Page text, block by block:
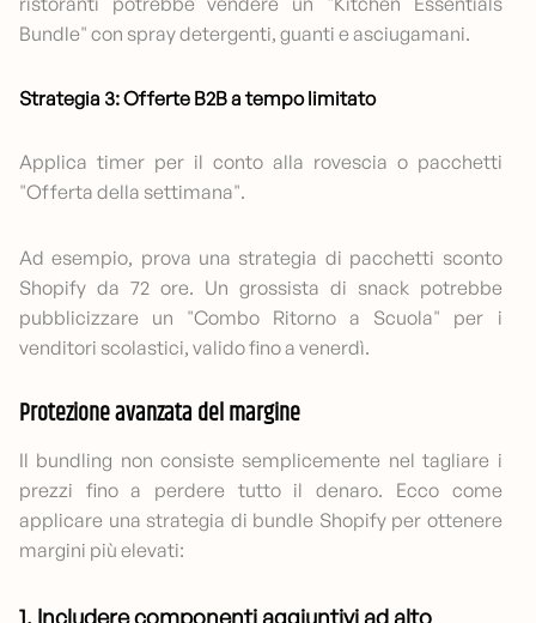
Bundle" con spray detergenti, guanti e asciugamani.
Strategia 3: Offerte B2B a tempo limitato
Applica timer per il conto alla rovescia o pacchetti
"Offerta della settimana".
Ad esempio, prova una strategia di pacchetti sconto
Shopify da 72 ore. Un grossista di snack potrebbe
pubblicizzare un "Combo Ritorno a Scuola" per i
venditori scolastici, valido fino a venerdì.
Protezione avanzata del margine
Il bundling non consiste semplicemente nel tagliare i
prezzi fino a perdere tutto il denaro. Ecco come
applicare una strategia di bundle Shopify per ottenere
margini più elevati:
1. Includere componenti aggiuntivi ad alto